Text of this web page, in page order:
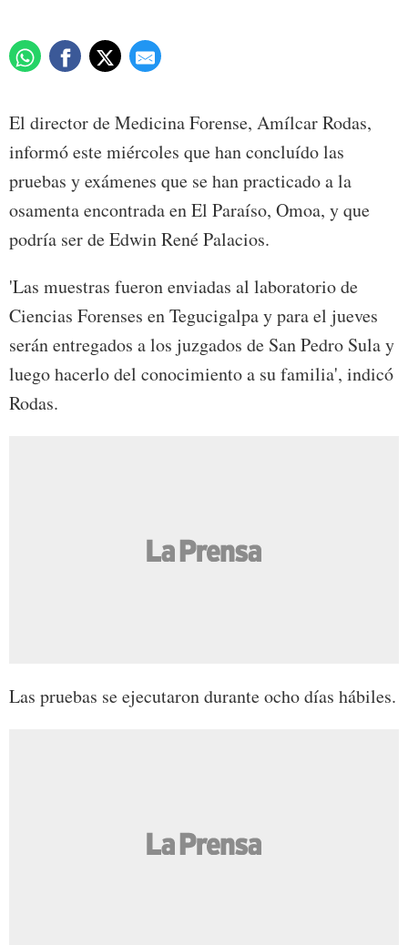
El director de Medicina Forense, Amílcar Rodas,
informó este miércoles que han concluído las
pruebas y exámenes que se han practicado a la
osamenta encontrada en El Paraíso, Omoa, y que
podría ser de Edwin René Palacios.
'Las muestras fueron enviadas al laboratorio de
Ciencias Forenses en Tegucigalpa y para el jueves
serán entregados a los juzgados de San Pedro Sula y
luego hacerlo del conocimiento a su familia', indicó
Rodas.
Las pruebas se ejecutaron durante ocho días hábiles.